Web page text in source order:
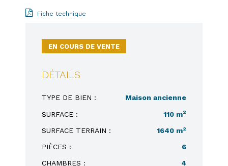
dans
Fiche technique
EN COURS DE VENTE
DÉTAILS
TYPE DE BIEN : Maison ancienne
SURFACE : 110 m2
SURFACE TERRAIN : 1640 m2
PIÈCES : 6
CHAMBRES : 4